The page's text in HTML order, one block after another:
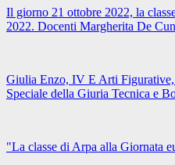
Il giorno 21 ottobre 2022, la
2022. Docenti Margherita De
Giulia Enzo, IV E Arti
Speciale della Giuria Tecnica e
"La classe di Arpa alla Giornata